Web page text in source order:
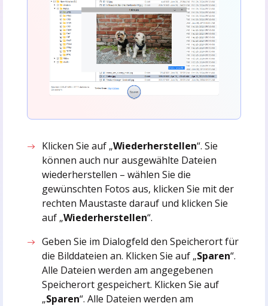
Klicken Sie auf „Wiederherstellen“. Sie
können auch nur ausgewählte Dateien
wiederherstellen – wählen Sie die
gewünschten Fotos aus, klicken Sie mit der
rechten Maustaste darauf und klicken Sie
auf „Wiederherstellen“.
Geben Sie im Dialogfeld den Speicherort für
die Bilddateien an. Klicken Sie auf „Sparen“.
Alle Dateien werden am angegebenen
Speicherort gespeichert. Klicken Sie auf
„Sparen“. Alle Dateien werden am